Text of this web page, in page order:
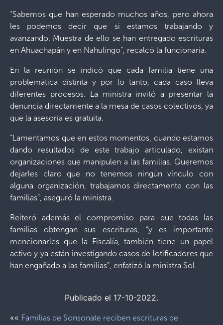
“Sabemos que han esperado muchos años, pero ahora
les podemos decir que si estamos trabajando y
avanzando. Muestra de ello se han entregado escrituras
en Ahuachapán y en Nahulingo”, recalcó la funcionaria.
En la reunión se indicó que cada familia tiene una
problemática distinta y por lo tanto, cada caso lleva
diferentes procesos. La ministra invitó a presentar la
denuncia directamente a la mesa de casos colectivos, ya
que la asesoría es gratuita.
“Lamentamos que en estos momentos, cuando estamos
dando resultados de este trabajo articulado, existan
organizaciones que manipulen a las familias. Queremos
dejarles claro que no tenemos ningún vínculo con
alguna organización, trabajamos directamente con las
familias”, aseguró la ministra.
Reiteró además el compromiso para que todas las
familias obtengan sus escrituras, “y es importante
mencionarles que la Fiscalía, también tiene un papel
activo y ya están investigando casos de lotificadores que
han engañado a las familias”, enfatizó la ministra Sol.
Publicado el 17-10-2022.
«« Familias de Sonsonate reciben escrituras de